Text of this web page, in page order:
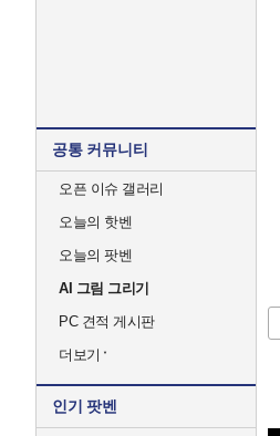
공통 커뮤니티
오픈 이슈 갤러리
오늘의 핫벤
오늘의 팟벤
AI 그림 그리기
PC 견적 게시판
더보기
인기 팟벤